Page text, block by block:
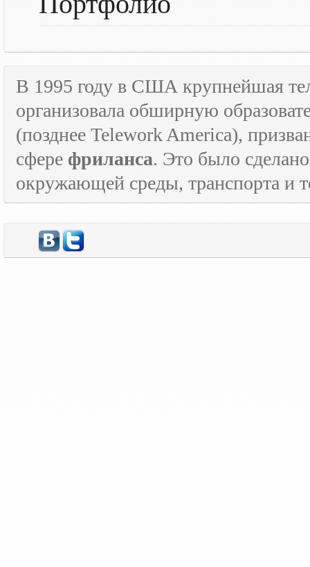
В 1995 году в США крупнейшая
организовала обширную
(позднее Telework America),
сфере фриланса. Это было
окружающей среды, транспорта и